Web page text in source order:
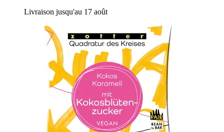
Livraison jusqu'au 17 août